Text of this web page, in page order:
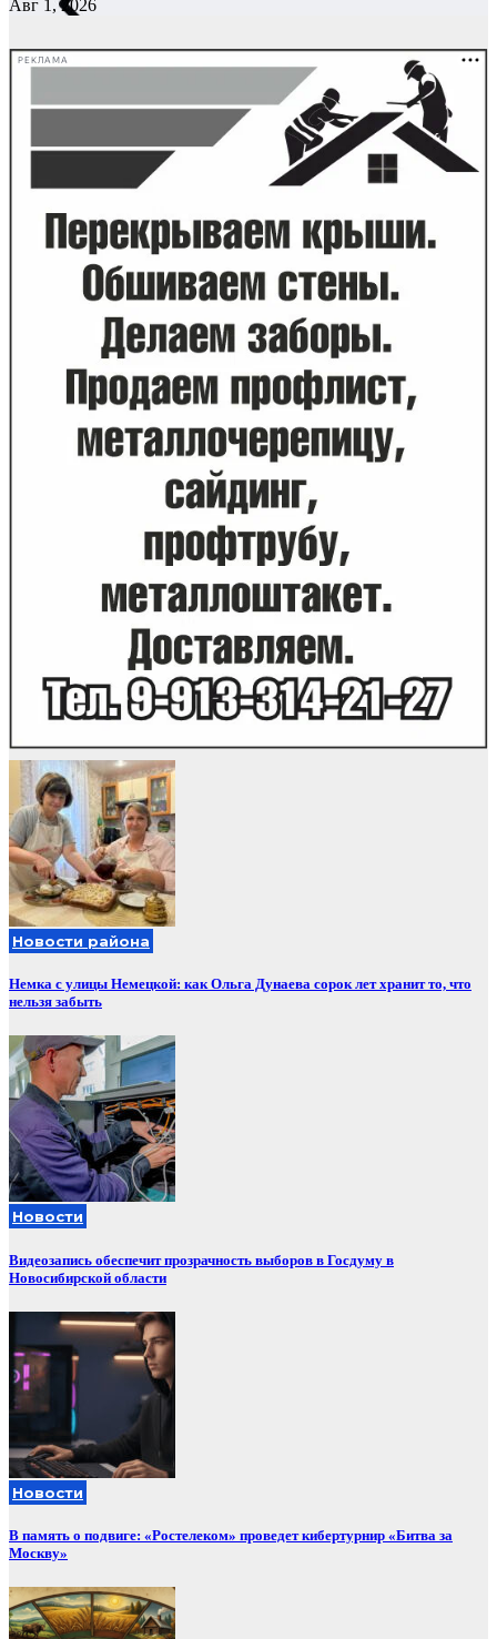
Авг 1, 2026
РЕКЛАМА
Новости района
Немка с улицы Немецкой: как Ольга Дунаева сорок лет хранит то, что
нельзя забыть
Новости
Видеозапись обеспечит прозрачность выборов в Госдуму в
Новосибирской области
Новости
В память о подвиге: «Ростелеком» проведет кибертурнир «Битва за
Москву»